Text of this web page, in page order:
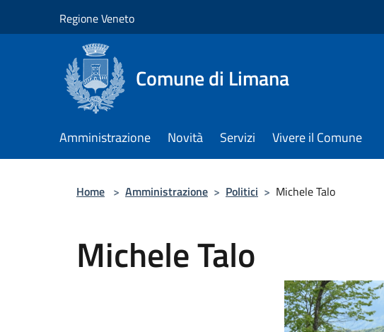
Regione Veneto
Comune di Limana
Amministrazione Novità Servizi Vivere il Comune
Home > Amministrazione > Politici > Michele Talo
Michele Talo